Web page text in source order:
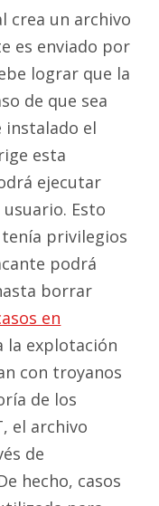
crea un archivo
es enviado por
lograr que la
de que sea
el
esta
ejecutar
Esto
privilegios
podrá
borrar
en
la explotación
con troyanos
de los
el archivo
de
hecho, casos